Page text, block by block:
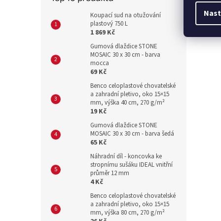
Koupací sud na otužování
plastový 750 L
1 869 Kč
Gumová dlaždice STONE
MOSAIC 30 x 30 cm - barva
mocca
69 Kč
Benco celoplastové chovatelské
a zahradní pletivo, oko 15×15
mm, výška 40 cm, 270 g/m²
19 Kč
Gumová dlaždice STONE
MOSAIC 30 x 30 cm - barva šedá
65 Kč
Náhradní díl - koncovka ke
stropnímu sušáku IDEAL vnitřní
průměr 12 mm
4 Kč
Benco celoplastové chovatelské
a zahradní pletivo, oko 15×15
mm, výška 80 cm, 270 g/m²